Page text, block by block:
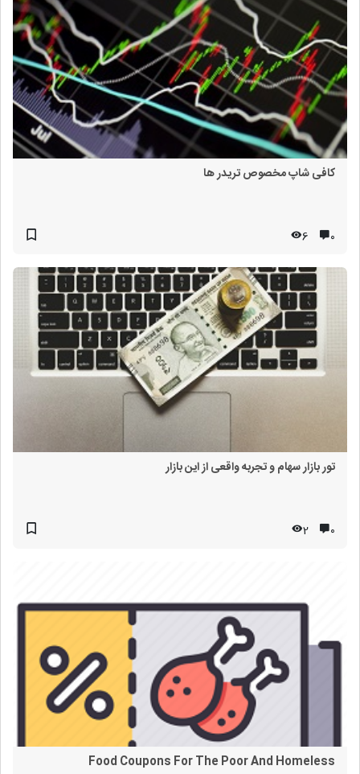
کافی شاپ مخصوص تریدر ها
۰ 6
تور بازار سهام و تجربه واقعی از این بازار
۰ 2
Food Coupons For The Poor And Homeless